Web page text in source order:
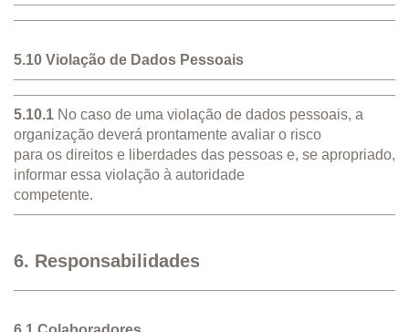
5.10 Violação de Dados Pessoais
5.10.1 No caso de uma violação de dados pessoais, a
organização deverá prontamente avaliar o risco
para os direitos e liberdades das pessoas e, se apropriado,
informar essa violação à autoridade
competente.
6. Responsabilidades